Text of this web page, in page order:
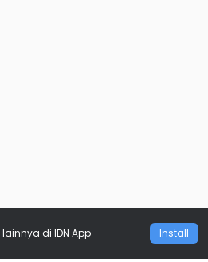
lainnya di IDN App Install